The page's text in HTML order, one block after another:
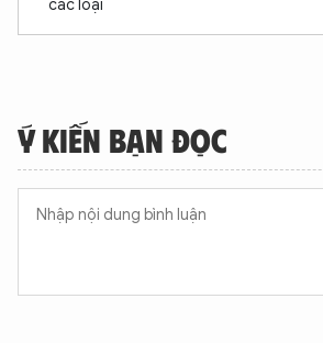
các loại
Ý KIẾN BẠN ĐỌC